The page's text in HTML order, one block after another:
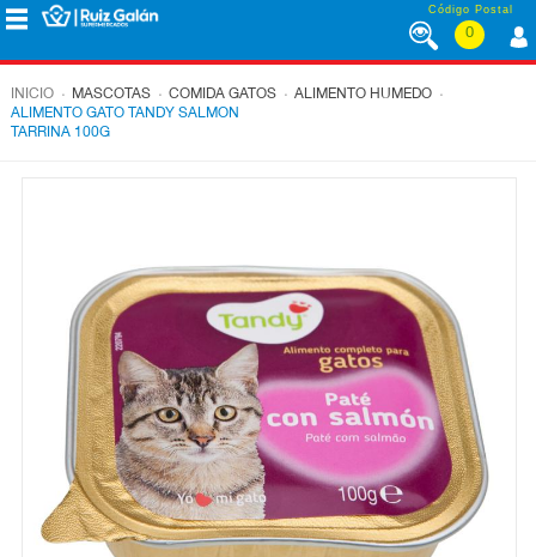
Saltar al contenido Código Postal
0
CORPORATIVO
CONGELADOS
INICIO . MASCOTAS . COMIDA GATOS . ALIMENTO HUMEDO .
ALIMENTO GATO TANDY SALMON
TARRINA 100G